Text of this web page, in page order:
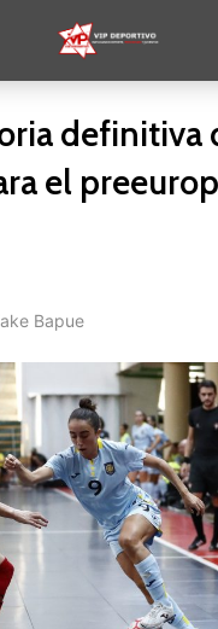
definitiva
el
Bapue